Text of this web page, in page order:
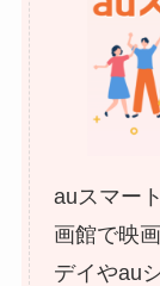
auスマー
画館で映
デイやau